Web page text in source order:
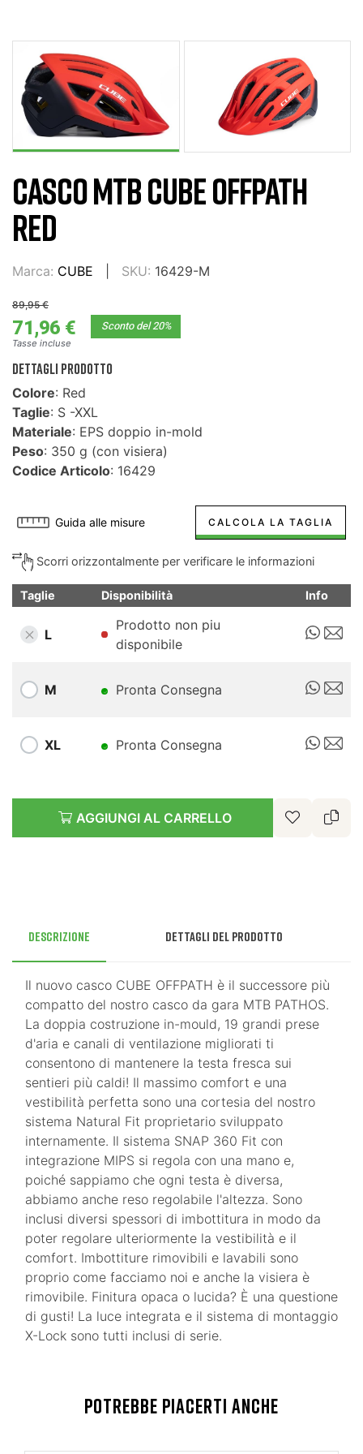
CASCO MTB CUBE OFFPATH
RED
Marca: CUBE SKU: 16429-M
89,95 €
71,96 € Sconto del 20%
Tasse incluse
DETTAGLI PRODOTTO
Colore: Red
Taglie: S -XXL
Materiale: EPS doppio in-mold
Peso: 350 g (con visiera)
Codice Articolo: 16429
Guida alle misure CALCOLA LA TAGLIA
Scorri orizzontalmente per verificare le informazioni
Taglie Disponibilità Info
L
Prodotto non piu
disponibile
M Pronta Consegna
XL Pronta Consegna
AGGIUNGI AL CARRELLO
Descrizione Dettagli del prodotto
Il nuovo casco CUBE OFFPATH è il successore più
compatto del nostro casco da gara MTB PATHOS.
La doppia costruzione in-mould, 19 grandi prese
d'aria e canali di ventilazione migliorati ti
consentono di mantenere la testa fresca sui
sentieri più caldi! Il massimo comfort e una
vestibilità perfetta sono una cortesia del nostro
sistema Natural Fit proprietario sviluppato
internamente. Il sistema SNAP 360 Fit con
integrazione MIPS si regola con una mano e,
poiché sappiamo che ogni testa è diversa,
abbiamo anche reso regolabile l'altezza. Sono
inclusi diversi spessori di imbottitura in modo da
poter regolare ulteriormente la vestibilità e il
comfort. Imbottiture rimovibili e lavabili sono
proprio come facciamo noi e anche la visiera è
rimovibile. Finitura opaca o lucida? È una questione
di gusti! La luce integrata e il sistema di montaggio
X-Lock sono tutti inclusi di serie.
POTREBBE PIACERTI ANCHE